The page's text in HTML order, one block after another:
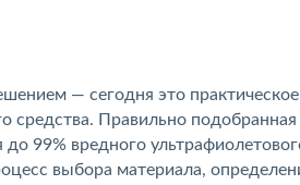
— сегодня это практическое
средства. Правильно подобранная
99% вредного
выбора материала,